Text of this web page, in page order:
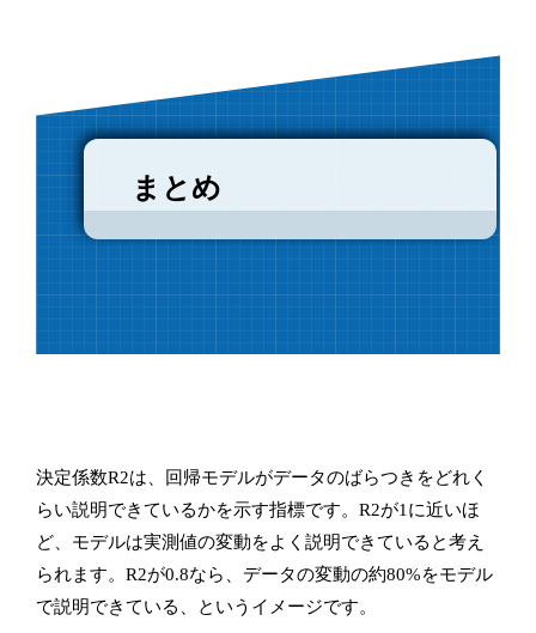
まとめ
決定係数R2は、回帰モデルがデータのばらつきをどれく
らい説明できているかを示す指標です。R2が1に近いほ
ど、モデルは実測値の変動をよく説明できていると考え
られます。R2が0.8なら、データの変動の約80%をモデル
で説明できている、というイメージです。